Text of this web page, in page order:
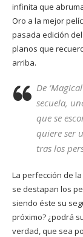
infinita que
Oro a la mejor
pasada edición
planos que
arriba.
De
secuela,
que se
quiere ser
tras los
La perfección de
se destapan los
siendo éste su
próximo? ¿podrá
verdad, que sea